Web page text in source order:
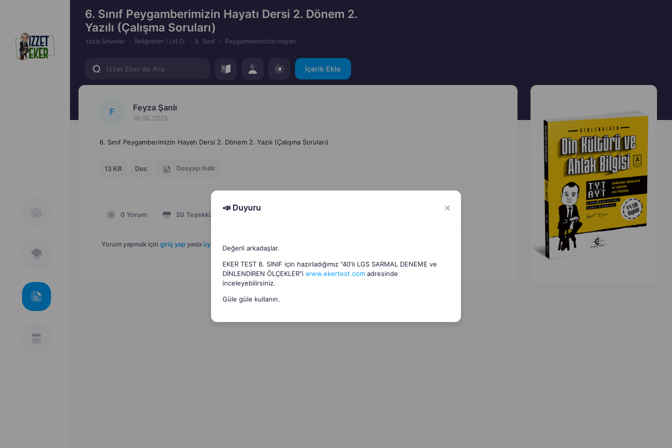
6. Sınıf Peygamberimizin Hayatı Dersi 2. Dönem 2.
Yazılı (Çalışma Soruları)
Yazılı Sınavlar İlköğretim / İ.H.O. 6. Sınıf Peygamberimizin Hayatı
İçerik Ekle
F Feyza Şanlı
16.05.2025
6. Sınıf Peygamberimizin Hayatı Dersi 2. Dönem 2. Yazılı (Çalışma Soruları)
13 KB Doc Dosyayı İndir
0 Yorum 20 Teşekkür Hata Bildir
Yorum yapmak için giriş yap yada üye ol .
📣 Duyuru
Değerli arkadaşlar.
EKER TEST 8. SINIF için hazırladığımız "40'lı LGS SARMAL DENEME ve
DİNLENDİREN ÖLÇEKLER"i www.ekertest.comadresinde
inceleyebilirsiniz.
Güle güle kullanın.